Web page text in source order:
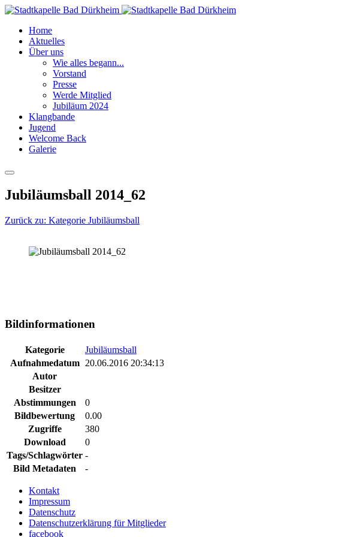
Home
Aktuelles
Über uns
Wie alles begann...
Vorstand
Presse
Werde Mitglied
Jubiläum 2024
Klangbande
Jugend
Welcome Back
Galerie
Jubiläumsball 2014_62
Zurück zu: Kategorie Jubiläumsball
Bildinformationen
Kategorie
Jubiläumsball
Aufnahmedatum
20.06.2016 20:34:13
Autor
Besitzer
Abstimmungen
0
Bildbewertung
0.00
Zugriffe
380
Download
0
Tags/Schlagwörter -
Bild Metadaten
-
Kontakt
Impressum
Datenschutz
Datenschutzerklärung für Mitglieder
facebook